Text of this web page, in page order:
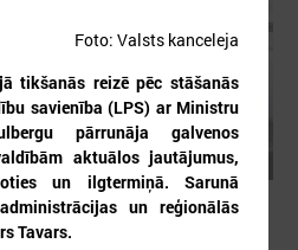
Foto: Valsts kanceleja
tikšanās reizē pēc stāšanās
savienība (LPS) ar Ministru
pārrunāja galvenos
aktuālos jautājumus,
un ilgtermiņā. Sarunā
un reģionālās
Tavars.